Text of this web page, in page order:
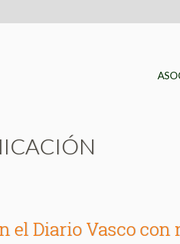
el Diario Vasco con